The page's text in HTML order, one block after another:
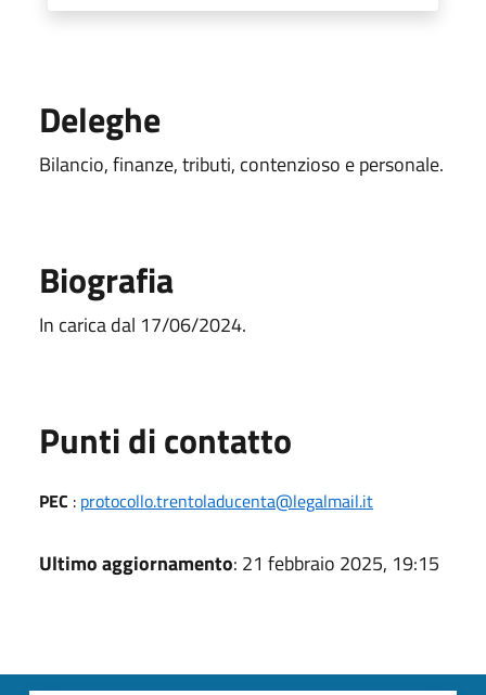
Deleghe
Bilancio, finanze, tributi, contenzioso e personale.
Biografia
In carica dal 17/06/2024.
Punti di contatto
PEC : protocollo.trentoladucenta@legalmail.it
Ultimo aggiornamento: 21 febbraio 2025, 19:15